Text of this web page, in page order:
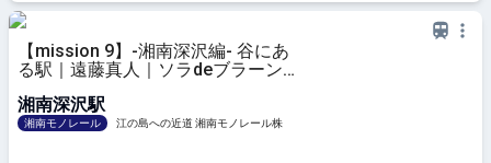
【mission 9】-湘南深沢編- 谷にあ
る駅｜遠藤真人｜ソラdeブラーン
湘南深沢駅
湘南モノレール
江の島への近道 湘南モノレール株式